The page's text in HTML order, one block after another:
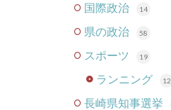
国際政治 14
県の政治 58
スポーツ 19
ランニング 12
長崎県知事選挙